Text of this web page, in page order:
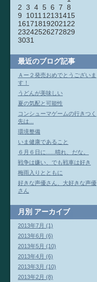
2 3 4 5 6 7 8
9
1011 12131415
161718192021 22
23242526272829
3031
最近のブログ記事
Ａー２発売おめでとうございま
す！
うどんが美味しい
夏の気配と可能性
コンシューマゲームの行きつく
先は...
環境整備
いま健康であること
６月６日に......晴れ、だな。
戦争は嫌い、でも戦車は好き
梅雨入りとともに
好きな声優さん、大好きな声優
さん
月別アーカイブ
2013年7月 (1)
2013年6月 (6)
2013年5月 (10)
2013年4月 (6)
2013年3月 (10)
2013年2月 (8)